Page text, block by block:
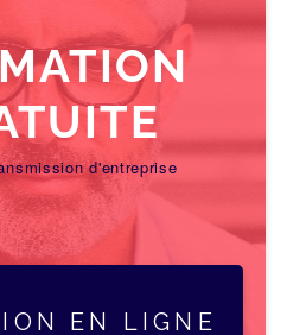
d'entreprise
EN LIGNE